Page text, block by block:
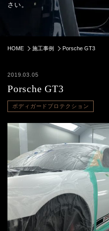
さい。
HOME 施工事例 Porsche GT3
2019.03.05
Porsche GT3
ボディガードプロテクション